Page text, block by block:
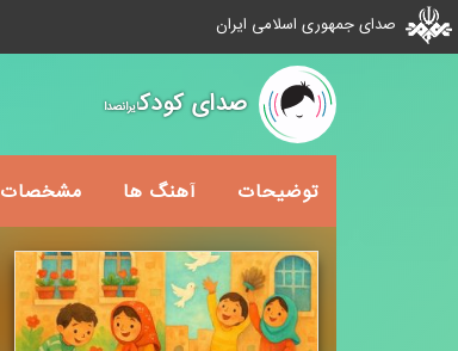
صدای جمهوری اسلامی ایران
صدای کودکایرانصدا
توضیحات آهنگ ها مشخصات